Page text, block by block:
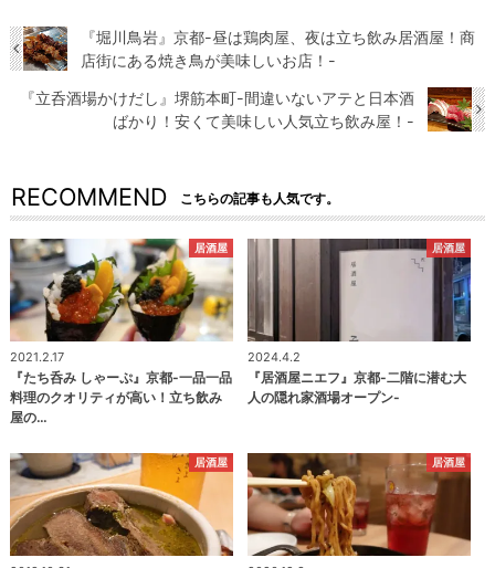
『堀川鳥岩』京都-昼は鶏肉屋、夜は立ち飲み居酒屋！商
店街にある焼き鳥が美味しいお店！-
『立呑酒場かけだし』堺筋本町-間違いないアテと日本酒
ばかり！安くて美味しい人気立ち飲み屋！-
RECOMMEND こちらの記事も人気です。
居酒屋
2021.2.17
『たち呑み しゃーぷ』京都-一品一品
料理のクオリティが高い！立ち飲み
屋の…
居酒屋
2024.4.2
『居酒屋ニエフ』京都-二階に潜む大
人の隠れ家酒場オープン-
居酒屋 居酒屋